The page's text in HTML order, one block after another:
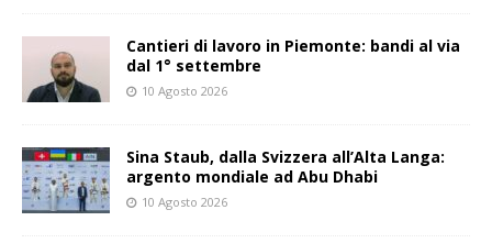
Cantieri di lavoro in Piemonte: bandi al via
dal 1° settembre
10 Agosto 2026
Sina Staub, dalla Svizzera all’Alta Langa:
argento mondiale ad Abu Dhabi
10 Agosto 2026